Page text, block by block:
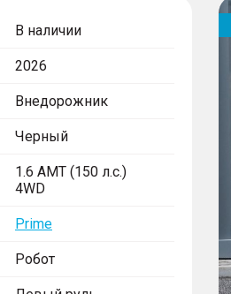
В наличии
2026
Внедорожник
Черный
1.6 AMT (150 л.с.)
4WD
Prime
Робот